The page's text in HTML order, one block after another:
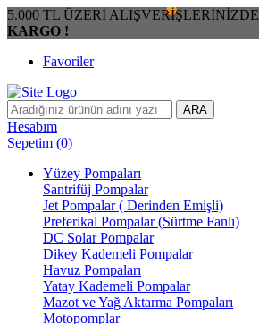
5.000 TL ÜZERİ ALIŞVERİŞLERİNİZDE
KARGO !
Favoriler
ARA
Hesabım
Sepetim (0)
Yüzey Pompaları
Santrifüj Pompalar
Jet Pompalar ( Derinden Emişli)
Preferikal Pompalar (Sürtme Fanlı)
DC Solar Pompalar
Dikey Kademeli Pompalar
Havuz Pompaları
Yatay Kademeli Pompalar
Mazot ve Yağ Aktarma Pompaları
Motopomplar